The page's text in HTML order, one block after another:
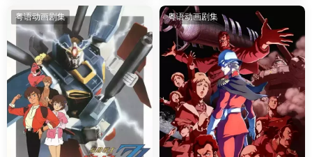
粤语动画剧集 粤语动画剧集